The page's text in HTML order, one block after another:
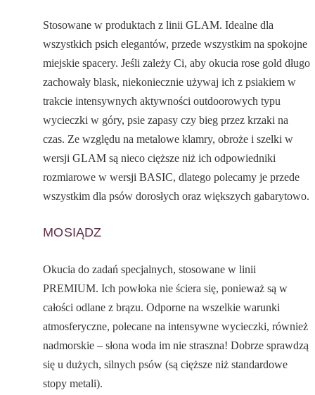
Stosowane w produktach z linii GLAM. Idealne dla
wszystkich psich elegantów, przede wszystkim na spokojne
miejskie spacery. Jeśli zależy Ci, aby okucia rose gold długo
zachowały blask, niekoniecznie używaj ich z psiakiem w
trakcie intensywnych aktywności outdoorowych typu
wycieczki w góry, psie zapasy czy bieg przez krzaki na
czas. Ze względu na metalowe klamry, obroże i szelki w
wersji GLAM są nieco cięższe niż ich odpowiedniki
rozmiarowe w wersji BASIC, dlatego polecamy je przede
wszystkim dla psów dorosłych oraz większych gabarytowo.
MOSIĄDZ
Okucia do zadań specjalnych, stosowane w linii
PREMIUM. Ich powłoka nie ściera się, ponieważ są w
całości odlane z brązu. Odporne na wszelkie warunki
atmosferyczne, polecane na intensywne wycieczki, również
nadmorskie – słona woda im nie straszna! Dobrze sprawdzą
się u dużych, silnych psów (są cięższe niż standardowe
stopy metali).